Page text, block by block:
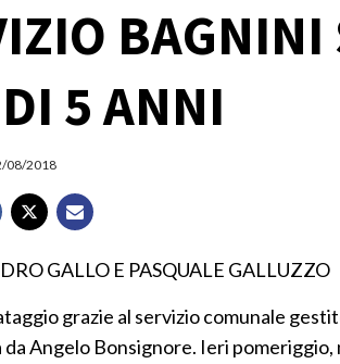
BAGNINI
5 ANNI
08/2018
grazie al servizio comunale
Angelo Bonsignore. Ieri pomeriggio,